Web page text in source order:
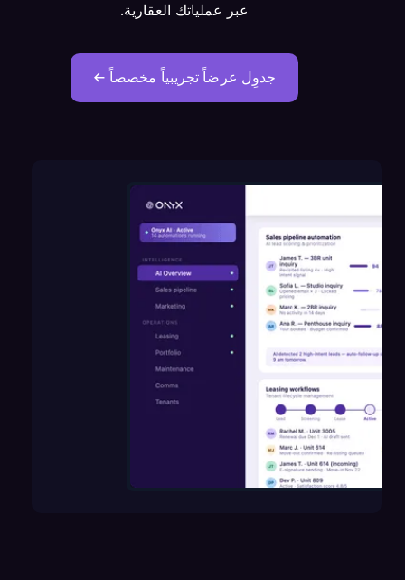
عبر عملياتك العقارية.
جدوِل عرضاً تجريبياً مخصصاً ←